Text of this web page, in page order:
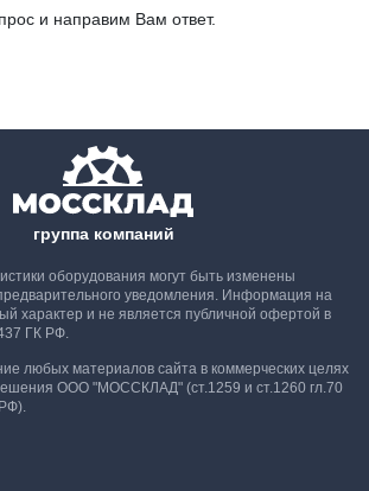
и направим Вам ответ.
группа компаний
оборудования могут быть изменены
уведомления. Информация на
характер и не является публичной офертой в
ГК РФ.
любых материалов сайта в коммерческих целях
ООО "МОССКЛАД" (ст.1259 и ст.1260 гл.70